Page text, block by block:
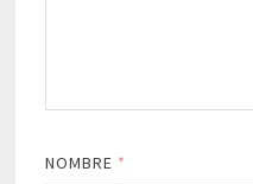
NOMBRE *